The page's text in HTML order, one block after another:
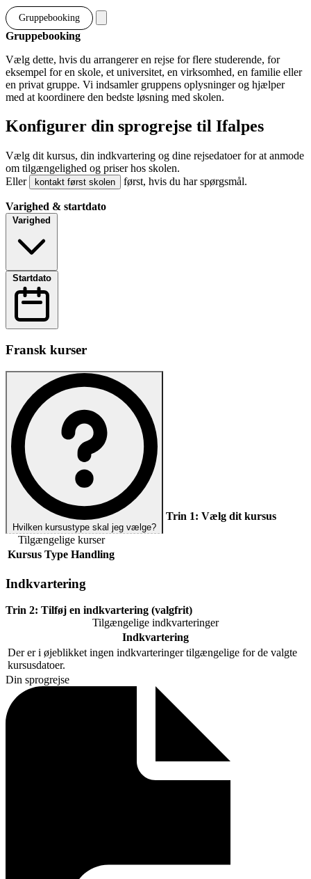
Gruppebooking
Gruppebooking
Vælg dette, hvis du arrangerer en rejse for flere studerende, for
eksempel for en skole, et universitet, en virksomhed, en familie eller
en privat gruppe. Vi indsamler gruppens oplysninger og hjælper
med at koordinere den bedste løsning med skolen.
Konfigurer din sprogrejse til Ifalpes
Vælg dit kursus, din indkvartering og dine rejsedatoer for at anmode
om tilgængelighed og priser hos skolen.
Eller
kontakt først skolen først, hvis du har spørgsmål.
Varighed & startdato
Varighed
Startdato
Fransk kurser
Hvilken kursustype skal jeg vælge?
Trin 1: Vælg dit kursus
Tilgængelige kurser
Kursus Type Handling
Indkvartering
Trin 2: Tilføj en indkvartering (valgfrit)
Tilgængelige indkvarteringer
Indkvartering
Der er i øjeblikket ingen indkvarteringer tilgængelige for de valgte
kursusdatoer.
Din sprogrejse